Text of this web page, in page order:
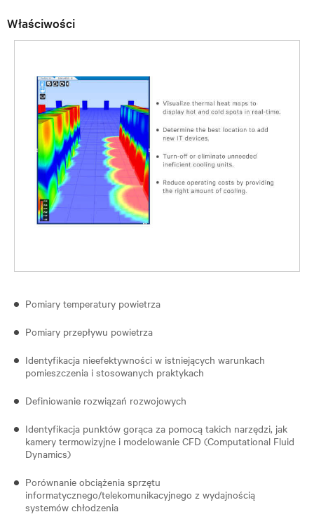
Właściwości
Pomiary temperatury powietrza
Pomiary przepływu powietrza
Identyfikacja nieefektywności w istniejących warunkach
pomieszczenia i stosowanych praktykach
Definiowanie rozwiązań rozwojowych
Identyfikacja punktów gorąca za pomocą takich narzędzi, jak
kamery termowizyjne i modelowanie CFD (Computational Fluid
Dynamics)
Porównanie obciążenia sprzętu
informatycznego/telekomunikacyjnego z wydajnością
systemów chłodzenia